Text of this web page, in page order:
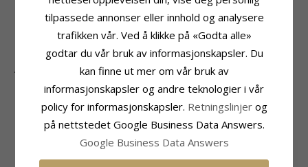
Ankelkjede i forgylt
0,9 mm
Ankelkjede i forgylt
3,0 mm
KUNDER KJØPER OGSÅ
tilpassede annonser eller innhold og analysere
trafikken vår. Ved å klikke på «Godta alle»
godtar du vår bruk av informasjonskapsler. Du
kan finne ut mer om vår bruk av
informasjonskapsler og andre teknologier i vår
policy for informasjonskapsler. Retningslinjer og
på nettstedet Google Business Data Answers.
Google Business Data Answers